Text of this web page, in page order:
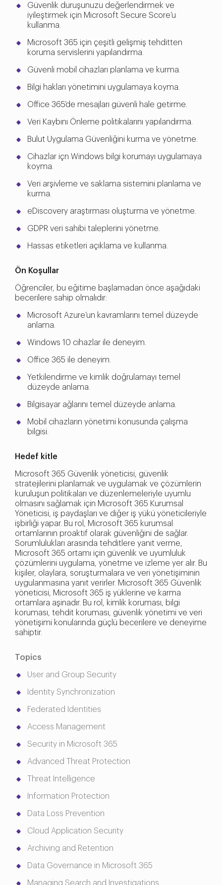
Güvenlik duruşunuzu değerlendirmek ve
iyileştirmek için Microsoft Secure Score’u
kullanma.
Microsoft 365 için çeşitli gelişmiş tehditten
koruma servislerini yapılandırma.
Güvenli mobil cihazları planlama ve kurma.
Bilgi hakları yönetimini uygulamaya koyma.
Office 365’de mesajları güvenli hale getirme.
Veri Kaybını Önleme politikalarını yapılandırma.
Bulut Uygulama Güvenliğini kurma ve yönetme.
Cihazlar içn Windows bilgi korumayı uygulamaya
koyma.
Veri arşivleme ve saklama sistemini planlama ve
kurma.
eDiscovery araştırması oluşturma ve yönetme.
GDPR veri sahibi taleplerini yönetme.
Hassas etiketleri açıklama ve kullanma.
Ön Koşullar
Öğrenciler, bu eğitime başlamadan önce aşağıdaki
becerilere sahip olmalıdır:
Microsoft Azure’un kavramlarını temel düzeyde
anlama.
Windows 10 cihazlar ile deneyim.
Office 365 ile deneyim.
Yetkilendirme ve kimlik doğrulamayı temel
düzeyde anlama.
Bilgisayar ağlarını temel düzeyde anlama.
Mobil cihazların yönetimi konusunda çalışma
bilgisi.
Hedef kitle
Microsoft 365 Güvenlik yöneticisi, güvenlik
stratejilerini planlamak ve uygulamak ve çözümlerin
kuruluşun politikaları ve düzenlemeleriyle uyumlu
olmasını sağlamak için Microsoft 365 Kurumsal
Yöneticisi, iş paydaşları ve diğer iş yükü yöneticileriyle
işbirliği yapar. Bu rol, Microsoft 365 kurumsal
ortamlarının proaktif olarak güvenliğini de sağlar.
Sorumlulukları arasında tehditlere yanıt verme,
Microsoft 365 ortamı için güvenlik ve uyumluluk
çözümlerini uygulama, yönetme ve izleme yer alır. Bu
kişiler, olaylara, soruşturmalara ve veri yönetişiminin
uygulanmasına yanıt verirler. Microsoft 365 Güvenlik
yöneticisi, Microsoft 365 iş yüklerine ve karma
ortamlara aşinadır. Bu rol, kimlik koruması, bilgi
koruması, tehdit koruması, güvenlik yönetimi ve veri
yönetişimi konularında güçlü becerilere ve deneyime
sahiptir.
Topics
User and Group Security
Identity Synchronization
Federated Identities
Access Management
Security in Microsoft 365
Advanced Threat Protection
Threat Intelligence
Information Protection
Data Loss Prevention
Cloud Application Security
Archiving and Retention
Data Governance in Microsoft 365
Managing Search and Investigations